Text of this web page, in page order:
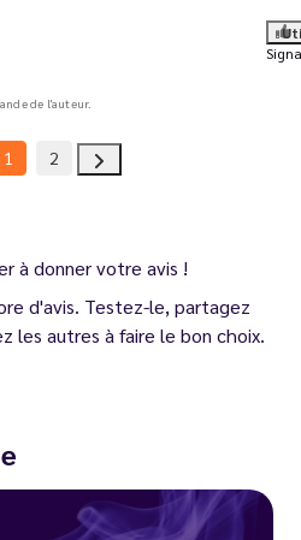
de l'auteur.
1 2
à donner votre avis !
d'avis. Testez-le, partagez
les autres à faire le bon choix.